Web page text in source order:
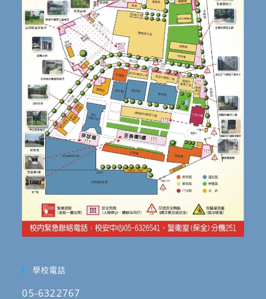
學校電話
05-6322767